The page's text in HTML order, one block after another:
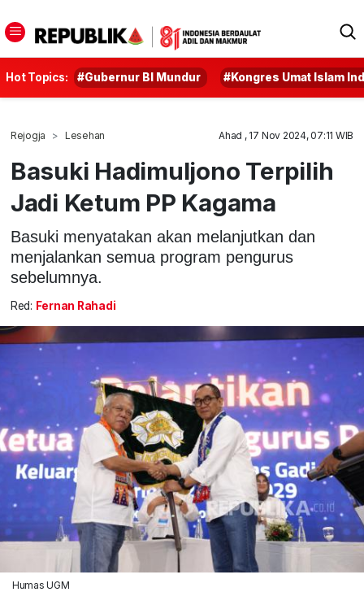
Hot Topics: #Gubernur BI Mundur #Kongres Umat Islam
Rejogja Lesehan Ahad , 17 Nov 2024, 07:11 WIB
Basuki Hadimuljono Terpilih
Jadi Ketum PP Kagama
Basuki menyatakan akan melanjutkan dan
menjalankan semua program pengurus
sebelumnya.
Red: Fernan Rahadi
Humas UGM